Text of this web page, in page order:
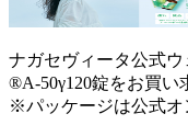
ナガセヴィータ公式
®A-50γ120錠をお買い
※パッケージは公式オ